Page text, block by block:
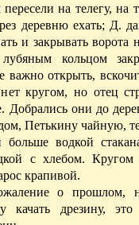
на телегу, на
деревню ехать; Д.
и закрывать ворота
кольцом
важно открыть,
кругом, но отец
они до
Петькину чайную,
больше водкой
с хлебом. Кругом
крапивой.
о прошлом,
качать дрезину, это